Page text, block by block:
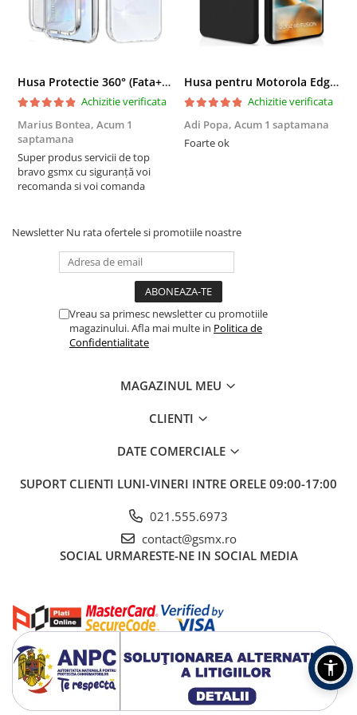
Husa Protectie 360° (Fata+Spate) compatibila Samsung Galaxy A55 5G, Transparanta, Protectie Completa
Achizitie verificata
Marius Bontea, Acum 1
saptamana
Super produs servicii de top
bravo gsmx cu siguranță voi
recomanda si voi comanda
Husa pentru Motorola Edge 60 Fusion din sIlicon catifelat cu interior din microfibra si protectie la camere - Negru
Achizitie verificata
Adi Popa, Acum 1 saptamana
Foarte ok
Newsletter Nu rata ofertele si promotiile noastre
Vreau sa primesc newsletter cu promotiile
magazinului. Afla mai multe in Politica de
Confidentialitate
MAGAZINUL MEU
CLIENTI
DATE COMERCIALE
SUPORT CLIENTI LUNI-VINERI INTRE ORELE 09:00-17:00
021.555.6973
contact@gsmx.ro
SOCIAL URMARESTE-NE IN SOCIAL MEDIA